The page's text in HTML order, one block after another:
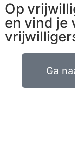
Op
en vind je
Ga